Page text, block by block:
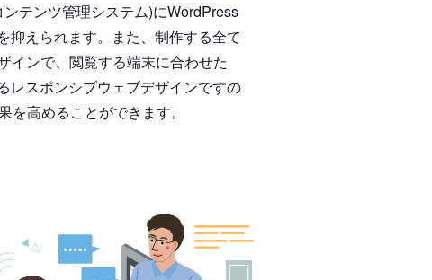
テンツ管理システム)にWordPress
抑えられます。また、制作する全て
インで、閲覧する端末に合わせた
レスポンシブウェブデザインですの
を高めることができます。